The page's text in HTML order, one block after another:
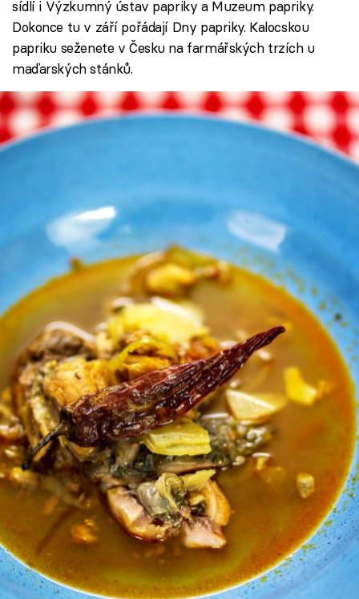
sídlí i Výzkumný ústav papriky a Muzeum papriky.
Dokonce tu v září pořádají Dny papriky. Kalocskou
papriku seženete v Česku na farmářských trzích u
maďarských stánků.